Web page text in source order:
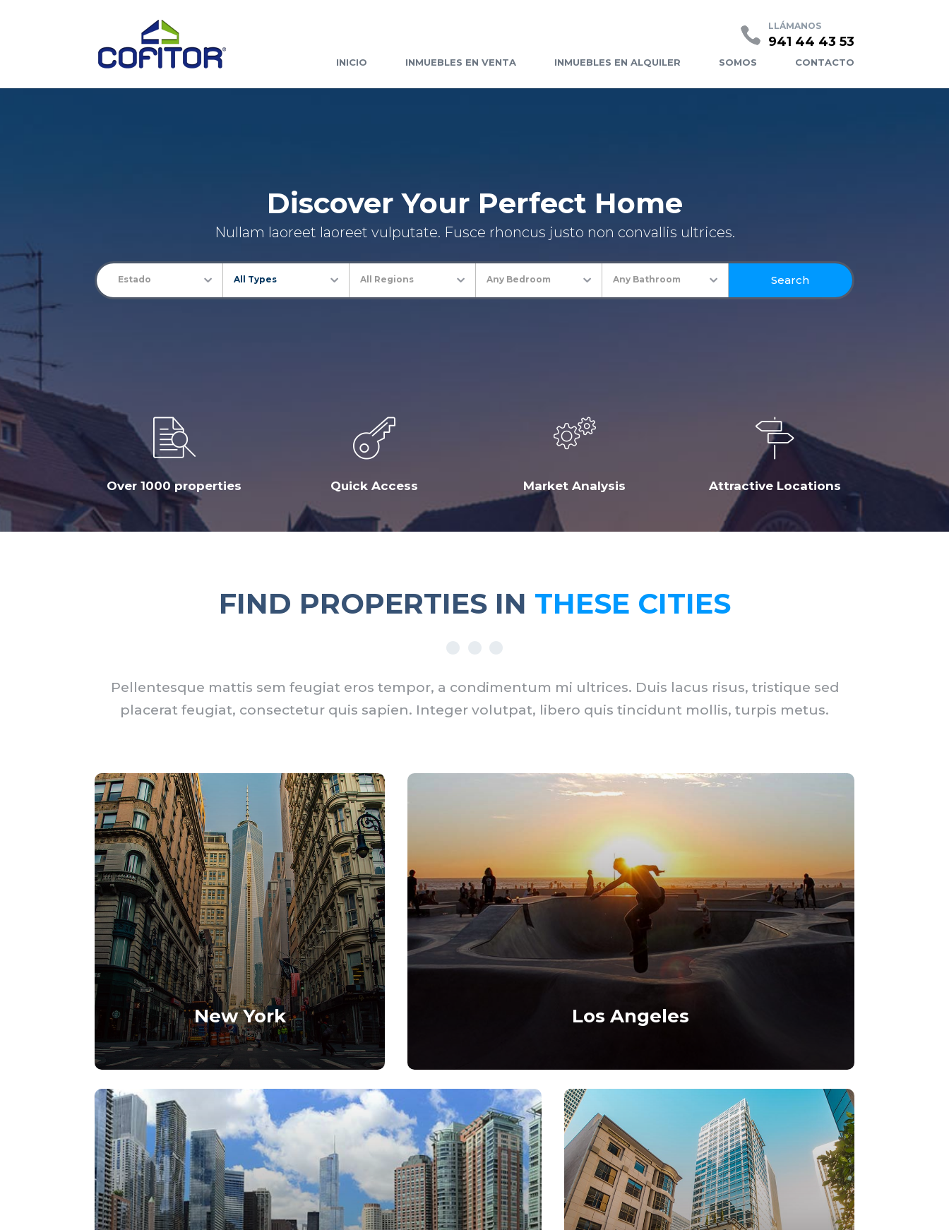
CASAS PREFABRICADAS COFITOR
LLÁMANOS
941 44 43 53
INICIO INMUEBLES EN VENTA INMUEBLES EN ALQUILER SOMOS CONTACTO
Discover Your Perfect Home
Nullam laoreet laoreet vulputate. Fusce rhoncus justo non convallis ultrices.
Estado All Types All Regions Any Bedroom Any Bathroom Search
Over 1000 properties Quick Access Market Analysis Attractive Locations
FIND PROPERTIES IN THESE CITIES
Pellentesque mattis sem feugiat eros tempor, a condimentum mi ultrices. Duis lacus risus, tristique sed
placerat feugiat, consectetur quis sapien. Integer volutpat, libero quis tincidunt mollis, turpis metus.
New York
Lorem ipsum dolor sit amet, consectetur
adipiscing elit.
Los Angeles